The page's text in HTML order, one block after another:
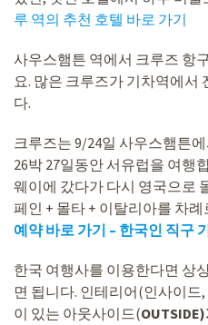
루 역의 추천 호텔 바로 가기
사우스햄튼 역에서 크루즈 항
요. 많은 크루즈가 기차역에서
다.
크루즈는 9/24일 사우스햄튼
26박 27일동안 서유럽을 여행
웨이에 갔다가 다시 영국으로
페인 + 몰타 + 이탈리아를 차
예약 바로 가기 – 한국인 직구
한국 여행사를 이용한다면 상
면 됩니다. 인테리어(인사이드,
이 있는 아웃사이드(